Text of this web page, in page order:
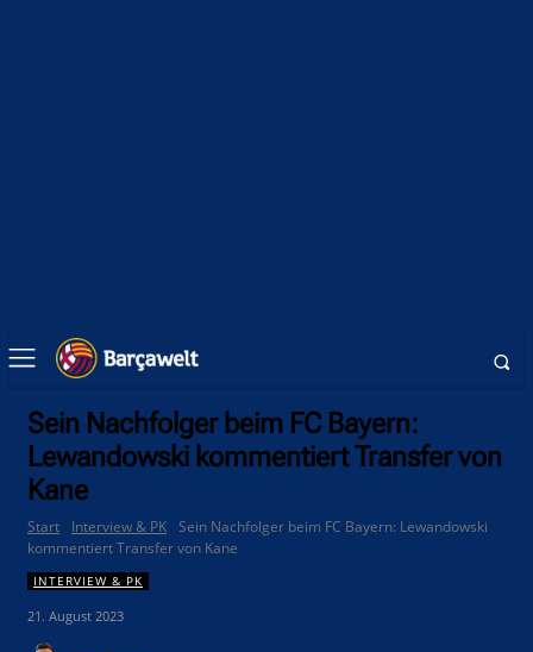
Sein Nachfolger beim FC Bayern:
Lewandowski kommentiert Transfer von
Kane
Start Interview & PK Sein Nachfolger beim FC Bayern: Lewandowski
kommentiert Transfer von Kane
INTERVIEW & PK
21. August 2023